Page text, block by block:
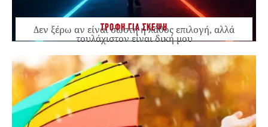
ΤΡΟΦΗ ΓΙΑ ΣΚΕΨΗ
Δεν ξέρω αν είναι σωστή ή λάθος επιλογή, αλλά
τουλάχιστον είναι δική μου